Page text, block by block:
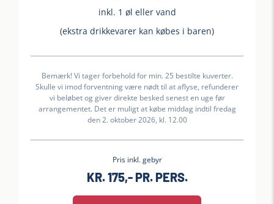
inkl. 1 øl eller vand
(ekstra drikkevarer kan købes i baren)
Bemærk! Vi tager forbehold for min. 25 bestilte kuverter.
Skulle vi imod forventning være nødt til at aflyse, refunderer
vi beløbet og giver direkte besked senest en uge før
arrangementet. Det er muligt at købe middag indtil fredag
den 2. oktober 2026, kl. 12.00
Pris inkl. gebyr
KR. 175,- PR. PERS.